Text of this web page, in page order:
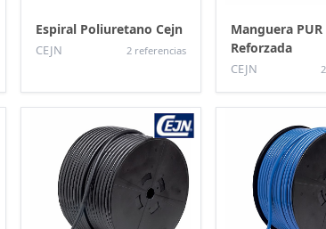
Espiral Poliuretano Cejn
CEJN 2 referencias
Manguera
Reforzada
CEJN